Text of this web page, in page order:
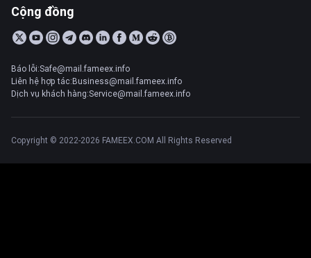
Cộng đồng
Báo lỗi:Safe@mail.fameex.info
Liên hệ hợp tác:Business@mail.fameex.info
Dịch vụ khách hàng:Service@mail.fameex.info
Copyright © 2022-2026 FAMEEX.COM All Rights Reserved